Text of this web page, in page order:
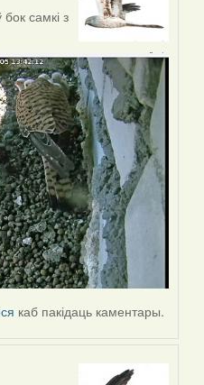
самкі з
каб пакідаць каментары.